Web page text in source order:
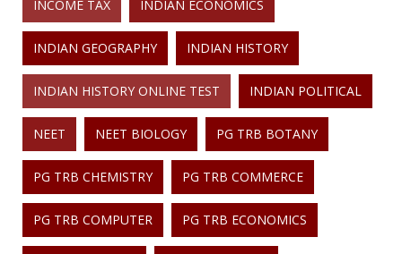
INCOME TAX INDIAN ECONOMICS
INDIAN GEOGRAPHY INDIAN HISTORY
INDIAN HISTORY ONLINE TEST INDIAN POLITICAL
NEET NEET BIOLOGY PG TRB BOTANY
PG TRB CHEMISTRY PG TRB COMMERCE
PG TRB COMPUTER PG TRB ECONOMICS